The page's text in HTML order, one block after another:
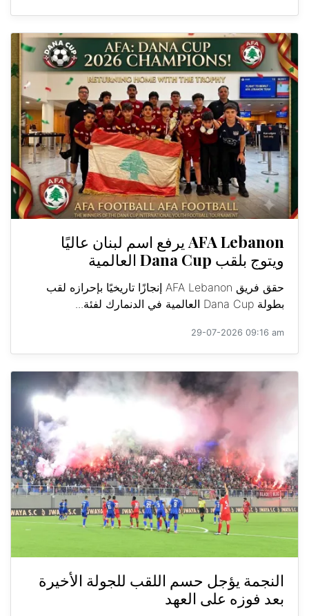
AFA Lebanon يرفع اسم لبنان عاليًا
ويتوج بلقب Dana Cup العالمية
حقق فريق AFA Lebanon إنجازًا تاريخيًا بإحرازه لقب
بطولة Dana Cup العالمية في الدنمارك لفئة...
29-07-2026 09:16 am
النجمة يؤجل حسم اللقب للجولة الأخيرة
بعد فوزه على العهد